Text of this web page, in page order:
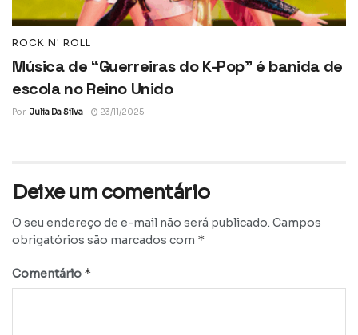
ROCK N' ROLL
Música de “Guerreiras do K-Pop” é banida de
escola no Reino Unido
Por Julia Da Silva 23/11/2025
Deixe um comentário
O seu endereço de e-mail não será publicado. Campos
obrigatórios são marcados com *
Comentário *